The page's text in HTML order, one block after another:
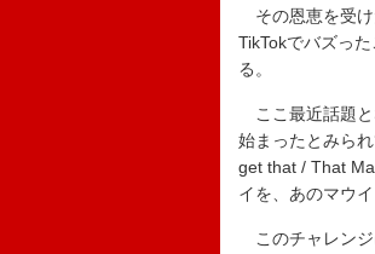
その恩恵を受け
TikTokでバズっ
る。
ここ最近話題と
始まったとみら
get that / That
イを、あのマウ
このチャレンジ